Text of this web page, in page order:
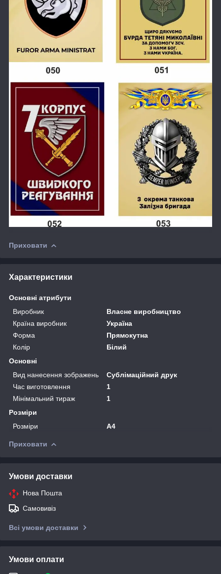
Приховати
Характеристики
Основні атрибути
Виробник
Власне виробництво
Країна виробник
Україна
Форма
Прямокутна
Колір
Білий
Основні
Вид нанесення зображень
Сублімаційний друк
Час виготовлення
1
Мінімальний тираж
1
Розміри
Розміри
А4
Приховати
Умови доставки
Нова Пошта
Самовивіз
Всі умови доставки
Умови оплати